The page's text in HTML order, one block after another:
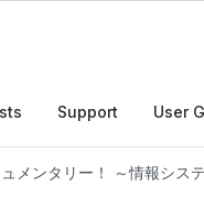
Support User
メンタリー！ ～情報シス